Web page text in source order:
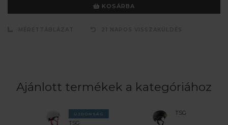
KOSÁRBA
Ajánlott termékek a kategóriához
ÚJDONSÁG
TSG
TSG